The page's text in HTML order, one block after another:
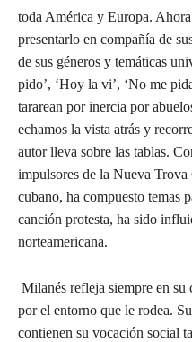
toda América y Europa.
presentarlo en compañía de
de sus géneros y temáticas
pido’, ‘Hoy la vi’, ‘No me
tararean por inercia por
echamos la vista atrás y
autor lleva sobre las tablas.
impulsores de la Nueva
cubano, ha compuesto temas
canción protesta, ha sido
norteamericana.
Milanés refleja siempre en
por el entorno que le rodea.
contienen su vocación social